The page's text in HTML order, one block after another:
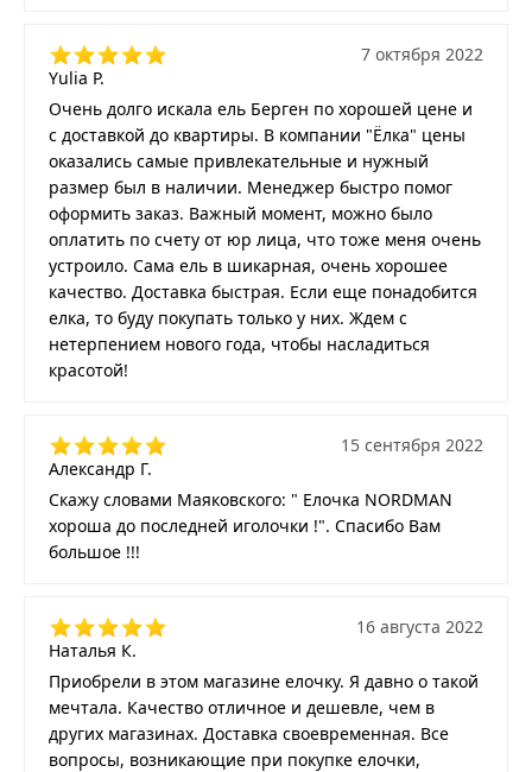
Yulia P.
7 октября 2022
Очень долго искала ель Берген по хорошей цене и
с доставкой до квартиры. В компании "Ёлка" цены
оказались самые привлекательные и нужный
размер был в наличии. Менеджер быстро помог
оформить заказ. Важный момент, можно было
оплатить по счету от юр лица, что тоже меня очень
устроило. Сама ель в шикарная, очень хорошее
качество. Доставка быстрая. Если еще понадобится
елка, то буду покупать только у них. Ждем с
нетерпением нового года, чтобы насладиться
красотой!
Александр Г.
15 сентября 2022
Скажу словами Маяковского: " Елочка NORDMAN
хороша до последней иголочки !". Спасибо Вам
большое !!!
Наталья К.
16 августа 2022
Приобрели в этом магазине елочку. Я давно о такой
мечтала. Качество отличное и дешевле, чем в
других магазинах. Доставка своевременная. Все
вопросы, возникающие при покупке елочки,